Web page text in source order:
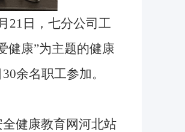
日，七分公司工
健康”为主题的健康
余名职工参加。
健康教育网河北站